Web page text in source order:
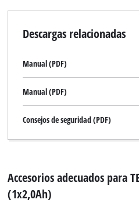
Descargas relacionadas
Manual (PDF)
Manual (PDF)
Consejos de seguridad (PDF)
Accesorios adecuados para
(1x2,0Ah)